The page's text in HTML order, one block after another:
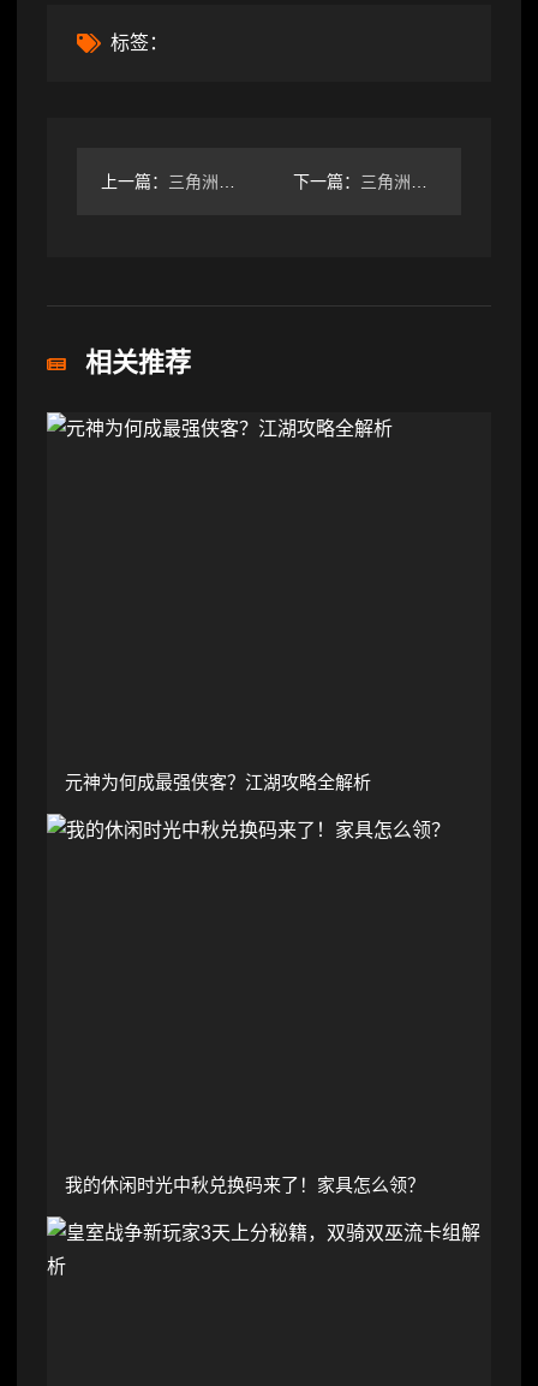
标签：
上一篇： 三角洲行动「三角洲S5」零号大坝野外物资箱全点位指引 下一篇： 三角洲行动鳄鱼巢穴点位一共6处！（出百万大红）
相关推荐
元神为何成最强侠客？江湖攻略全解析
我的休闲时光中秋兑换码来了！家具怎么领？